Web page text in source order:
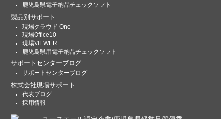
鹿児島県電子納品チェックソフト
製品別サポート
現場クラウド One
現場Office10
現場VIEWER
鹿児島県用電子納品チェックソフト
サポートセンターブログ
サポートセンターブログ
株式会社現場サポート
代表ブログ
採用情報